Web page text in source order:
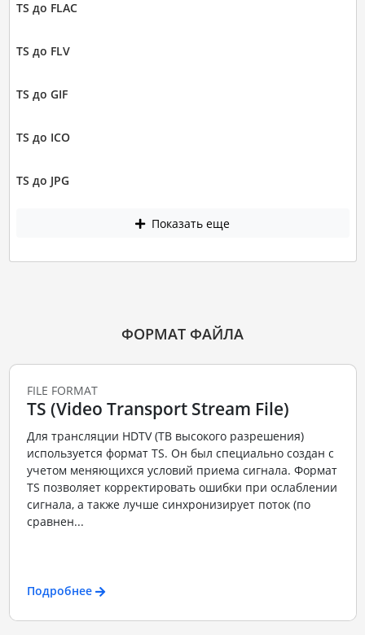
TS до FLAC
TS до FLV
TS до GIF
TS до ICO
TS до JPG
Показать еще
ФОРМАТ ФАЙЛА
FILE FORMAT
TS (Video Transport Stream File)
Для трансляции HDTV (ТВ высокого разрешения)
используется формат TS. Он был специально создан с
учетом меняющихся условий приема сигнала. Формат
TS позволяет корректировать ошибки при ослаблении
сигнала, а также лучше синхронизирует поток (по
сравнен...
Подробнее